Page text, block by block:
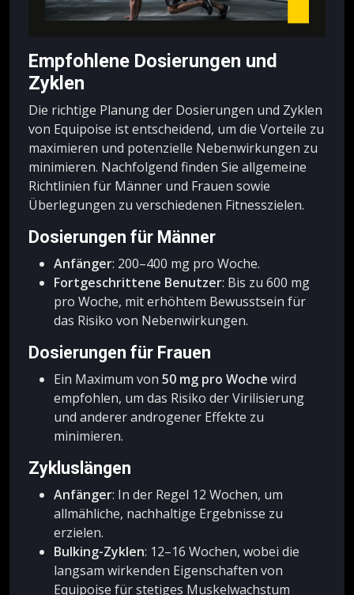
Empfohlene Dosierungen und
Zyklen
Die richtige Planung der Dosierungen und Zyklen
von Equipoise ist entscheidend, um die Vorteile zu
maximieren und potenzielle Nebenwirkungen zu
minimieren. Nachfolgend finden Sie allgemeine
Richtlinien für Männer und Frauen sowie
Überlegungen zu verschiedenen Fitnesszielen.
Dosierungen für Männer
Anfänger: 200–400 mg pro Woche.
Fortgeschrittene Benutzer: Bis zu 600 mg
pro Woche, mit erhöhtem Bewusstsein für
das Risiko von Nebenwirkungen.
Dosierungen für Frauen
Ein Maximum von 50 mg pro Woche wird
empfohlen, um das Risiko der Virilisierung
und anderer androgener Effekte zu
minimieren.
Zykluslängen
Anfänger: In der Regel 12 Wochen, um
allmähliche, nachhaltige Ergebnisse zu
erzielen.
Bulking-Zyklen: 12–16 Wochen, wobei die
langsam wirkenden Eigenschaften von
Equipoise für stetiges Muskelwachstum